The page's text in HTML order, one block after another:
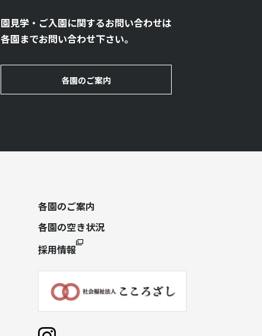
園見学・ご入園に関するお問い合わせは
各園までお問い合わせ下さい。
各園のご案内
各園のご案内
各園の空き状況
採用情報